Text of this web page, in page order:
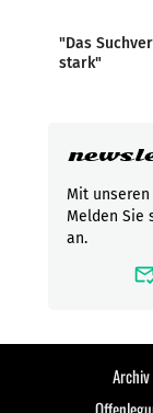
"Das
stark"
Mit
Melden Sie
an.
Archiv